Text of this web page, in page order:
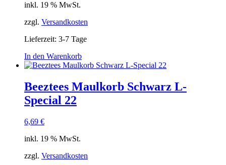
inkl. 19 % MwSt.
zzgl. Versandkosten
Lieferzeit: 3-7 Tage
In den Warenkorb
Beeztees Maulkorb Schwarz L-
Special 22
6,69 €
inkl. 19 % MwSt.
zzgl. Versandkosten